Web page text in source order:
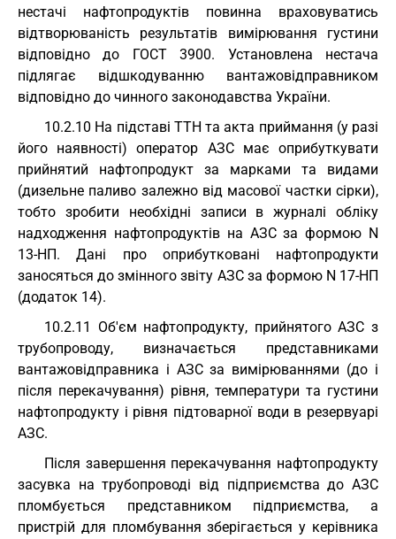
нестачі нафтопродуктів повинна враховуватись
відтворюваність результатів вимірювання густини
відповідно до ГОСТ 3900. Установлена нестача
підлягає відшкодуванню вантажовідправником
відповідно до чинного законодавства України.
10.2.10 На підставі ТТН та акта приймання (у разі
його наявності) оператор АЗС має оприбуткувати
прийнятий нафтопродукт за марками та видами
(дизельне паливо залежно від масової частки сірки),
тобто зробити необхідні записи в журналі обліку
надходження нафтопродуктів на АЗС за формою N
13-НП. Дані про оприбутковані нафтопродукти
заносяться до змінного звіту АЗС за формою N 17-НП
(додаток 14).
10.2.11 Об'єм нафтопродукту, прийнятого АЗС з
трубопроводу, визначається представниками
вантажовідправника і АЗС за вимірюваннями (до і
після перекачування) рівня, температури та густини
нафтопродукту і рівня підтоварної води в резервуарі
АЗС.
Після завершення перекачування нафтопродукту
засувка на трубопроводі від підприємства до АЗС
пломбується представником підприємства, а
пристрій для пломбування зберігається у керівника